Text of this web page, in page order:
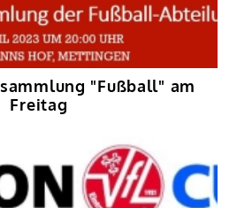
"Fußball" am
Freitag